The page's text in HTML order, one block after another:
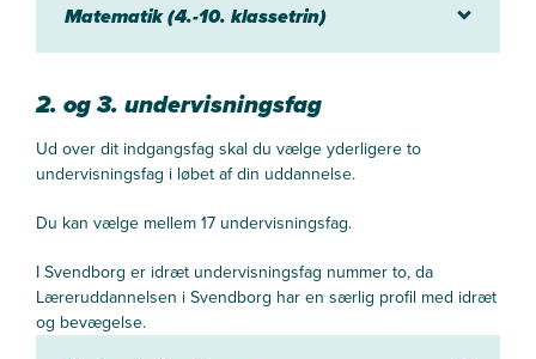
Dansk (1.-6. klassetrin)
Dansk (4.-10. klassetrin)
Alle lærerstuderende i Svendborg har dansk (4.-10. klassetrin)
Dansk kan kun vælges som dit første undervisningsfag.
Matematik (4.-10. klassetrin)
2. og 3. undervisningsfag
Ud over dit indgangsfag skal du vælge yderligere to
undervisningsfag i løbet af din uddannelse.
Du kan vælge mellem 17 undervisningsfag.
I Svendborg er idræt undervisningsfag nummer to, da
Læreruddannelsen i Svendborg har en særlig profil med idræt
og bevægelse.